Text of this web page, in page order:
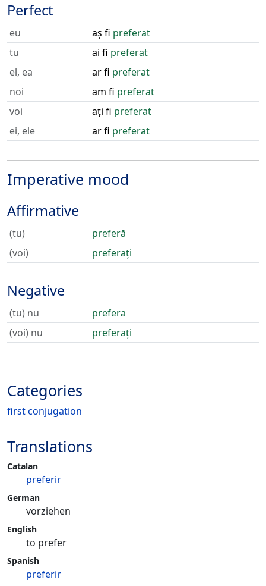
Perfect
eu aș fi preferat
tu
ai fi preferat
el, ea
ar fi preferat
noi
am fi preferat
voi
ați fi preferat
ei, ele
ar fi preferat
Imperative mood
Affirmative
(tu)
preferă
(voi)
preferați
Negative
(tu) nu
prefera
(voi) nu
preferați
Categories
first conjugation
Translations
Catalan
preferir
German
vorziehen
English
to prefer
Spanish
preferir